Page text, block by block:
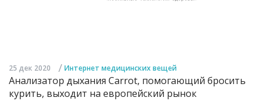
25 дек 2020 / Интернет медицинских вещей
Анализатор дыхания Carrot, помогающий бросить
курить, выходит на европейский рынок